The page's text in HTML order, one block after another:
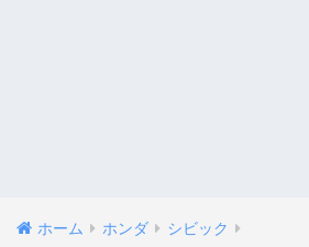
ホーム ホンダ シビック